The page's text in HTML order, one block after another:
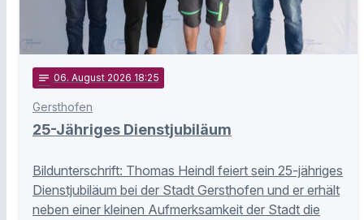
notes 06. August 2026 18:25
Gersthofen
25-Jähriges Dienstjubiläum
Bildunterschrift: Thomas Heindl feiert sein 25-jähriges
Dienstjubiläum bei der Stadt Gersthofen und er erhält
neben einer kleinen Aufmerksamkeit der Stadt die